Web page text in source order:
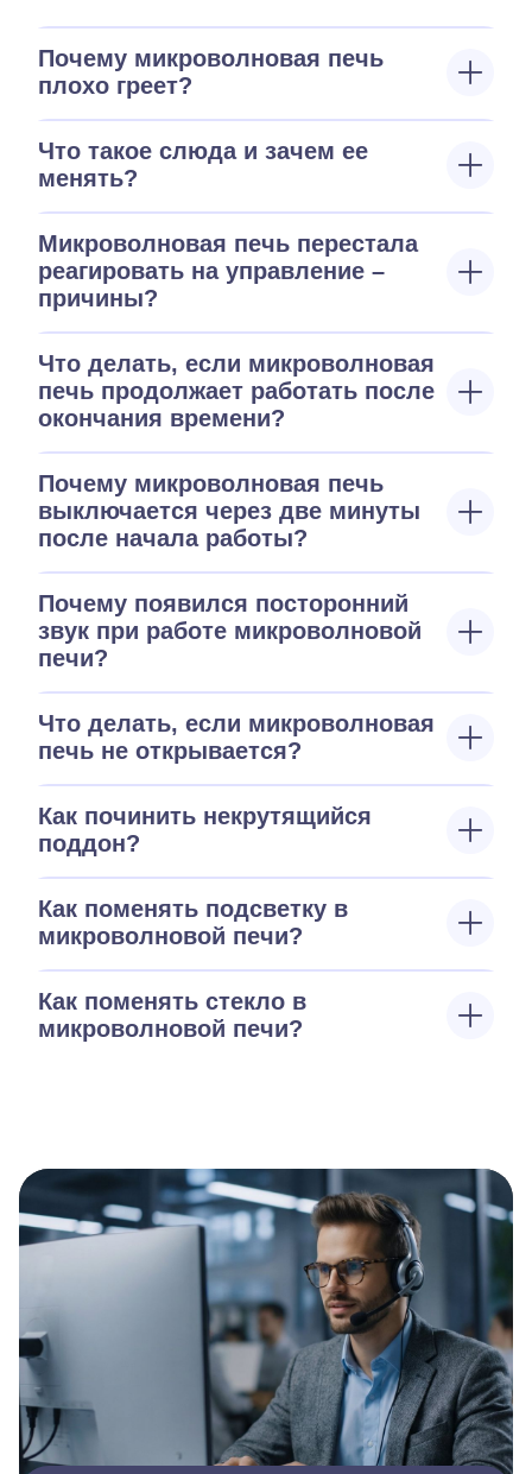
Почему микроволновая печь
плохо греет?
Что такое слюда и зачем ее
менять?
Микроволновая печь перестала
реагировать на управление –
причины?
Что делать, если микроволновая
печь продолжает работать после
окончания времени?
Почему микроволновая печь
выключается через две минуты
после начала работы?
Почему появился посторонний
звук при работе микроволновой
печи?
Что делать, если микроволновая
печь не открывается?
Как починить некрутящийся
поддон?
Как поменять подсветку в
микроволновой печи?
Как поменять стекло в
микроволновой печи?